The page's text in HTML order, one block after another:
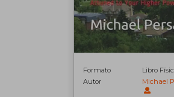
Formato
Libro
Autor
Michael